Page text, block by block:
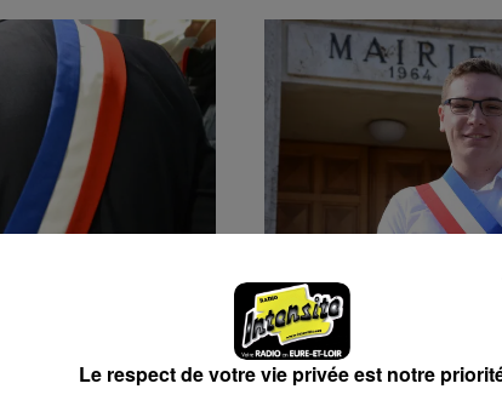
🔊 À 19 ANS, IL
L’ÉCHARPE : LE «
JEUNE MAIRE DE...
Le respect de votre vie privée est notre